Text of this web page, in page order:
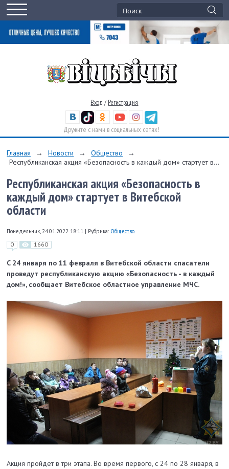
Вход / Регистрация
Дружите с нами в социальных сетях!
Главная → Новости → Общество
→
Республиканская акция «Безопасность в каждый дом» стартует в...
Республиканская акция «Безопасность в
каждый дом» стартует в Витебской
области
Понедельник, 24.01.2022 18:11 | Рубрика: Общество
0 1660
C 24 января по 11 февраля в Витебской области спасатели
проведут республиканскую акцию «Безопасность - в каждый
дом!», сообщает Витебское областное управление МЧС.
Акция пройдет в три этапа. Во время первого, с 24 по 28 января, в